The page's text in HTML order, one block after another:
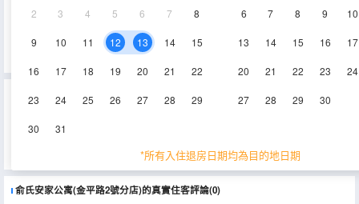
2 3 4 5 6 7 8
9 10 11 12 13 14 15
16 17 18 19 20 21 22
23 24 25 26 27 28 29
30 31
6 7 8 9 10
13 14 15 16 17
20 21 22 23 24
27 28 29 30
*所有入住退房日期均為目的地日期
重要資訊
刷、梳子、浴擦、剃鬚刀、指甲銼、鞋擦這些一次性日用品。若需要可諮詢酒店。
俞氏安家公寓(金平路2號分店)的真實住客評論(0)